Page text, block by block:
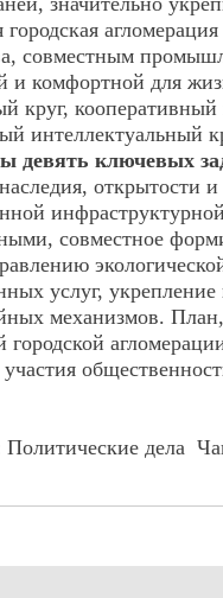
городская
совместным
и комфортной для
круг,
интеллектуальный
девять ключевых
открытости
совместное
услуг,
механизмов.
городской
ие дела